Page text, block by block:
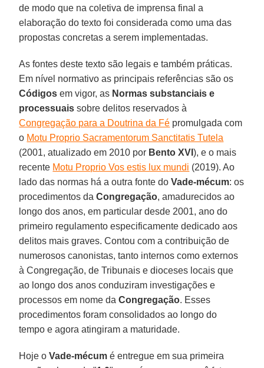
de modo que na coletiva de imprensa final a
elaboração do texto foi considerada como uma das
propostas concretas a serem implementadas.
As fontes deste texto são legais e também práticas.
Em nível normativo as principais referências são os
Códigos em vigor, as Normas substanciais e
processuais sobre delitos reservados à
Congregação para a Doutrina da Fé promulgada com
o Motu Proprio Sacramentorum Sanctitatis Tutela
(2001, atualizado em 2010 por Bento XVI), e o mais
recente Motu Proprio Vos estis lux mundi (2019). Ao
lado das normas há a outra fonte doVade-mécum: os
procedimentos daCongregação, amadurecidos ao
longo dos anos, em particular desde 2001, ano do
primeiro regulamento especificamente dedicado aos
delitos mais graves. Contou com a contribuição de
numerosos canonistas, tanto internos como externos
à Congregação, de Tribunais e dioceses locais que
ao longo dos anos conduziram investigações e
processos em nome daCongregação. Esses
procedimentos foram consolidados ao longo do
tempo e agora atingiram a maturidade.
Hoje oVade-mécum é entregue em sua primeira